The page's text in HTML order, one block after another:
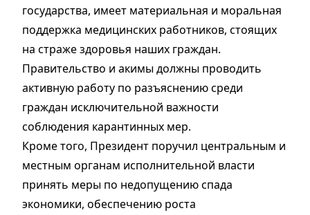
государства, имеет материальная и моральная
поддержка медицинских работников, стоящих
на страже здоровья наших граждан.
Правительство и акимы должны проводить
активную работу по разъяснению среди
граждан исключительной важности
соблюдения карантинных мер.
Кроме того, Президент поручил центральным и
местным органам исполнительной власти
принять меры по недопущению спада
экономики, обеспечению роста